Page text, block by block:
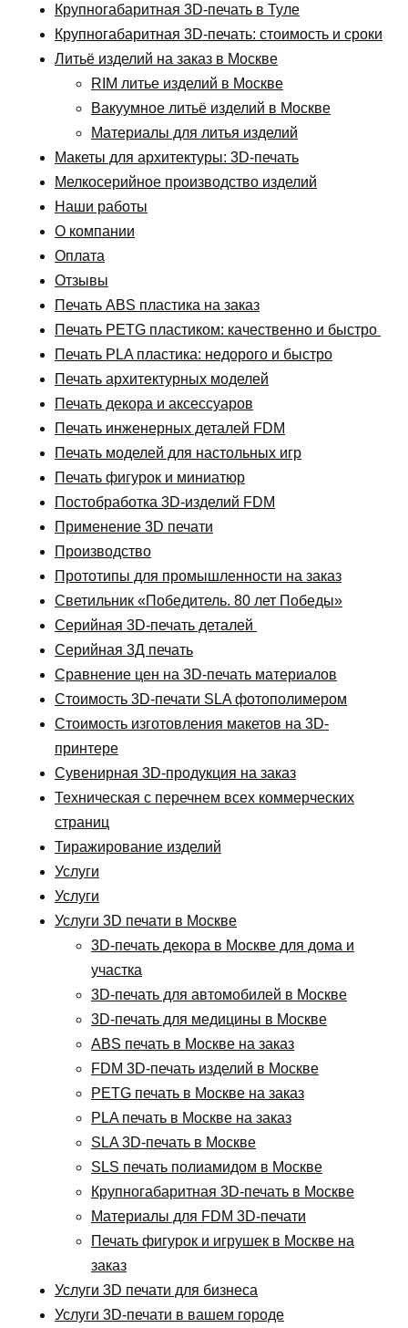
Крупногабаритная 3D-печать в Туле
Крупногабаритная 3D-печать: стоимость и сроки
Литьё изделий на заказ в Москве
RIM литье изделий в Москве
Вакуумное литьё изделий в Москве
Материалы для литья изделий
Макеты для архитектуры: 3D-печать
Мелкосерийное производство изделий
Наши работы
О компании
Оплата
Отзывы
Печать ABS пластика на заказ
Печать PETG пластиком: качественно и быстро
Печать PLA пластика: недорого и быстро
Печать архитектурных моделей
Печать декора и аксессуаров
Печать инженерных деталей FDM
Печать моделей для настольных игр
Печать фигурок и миниатюр
Постобработка 3D-изделий FDM
Применение 3D печати
Производство
Прототипы для промышленности на заказ
Светильник «Победитель. 80 лет Победы»
Серийная 3D-печать деталей
Серийная 3Д печать
Сравнение цен на 3D-печать материалов
Стоимость 3D-печати SLA фотополимером
Стоимость изготовления макетов на 3D-
принтере
Сувенирная 3D-продукция на заказ
Техническая с перечнем всех коммерческих
страниц
Тиражирование изделий
Услуги
Услуги
Услуги 3D печати в Москве
3D-печать декора в Москве для дома и
участка
3D-печать для автомобилей в Москве
3D-печать для медицины в Москве
ABS печать в Москве на заказ
FDM 3D-печать изделий в Москве
PETG печать в Москве на заказ
PLA печать в Москве на заказ
SLA 3D-печать в Москве
SLS печать полиамидом в Москве
Крупногабаритная 3D-печать в Москве
Материалы для FDM 3D-печати
Печать фигурок и игрушек в Москве на
заказ
Услуги 3D печати для бизнеса
Услуги 3D-печати в вашем городе